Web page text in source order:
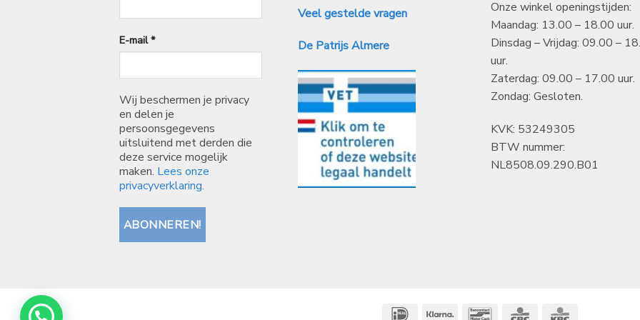
E-mail*
Wij beschermen je privacy
en delen je
persoonsgegevens
uitsluitend met derden die
deze service mogelijk
maken. Lees onze
privacyverklaring.
Veel gestelde vragen
De Patrijs Almere
Onze winkel openingstijden:
Maandag: 13.00 – 18.00 uur.
Dinsdag – Vrijdag: 09.00 –
uur.
Zaterdag: 09.00 – 17.00 uur.
Zondag: Gesloten.
KVK: 53249305
BTW nummer:
NL8508.09.290.B01
IDeal Klarna BancontactCBC